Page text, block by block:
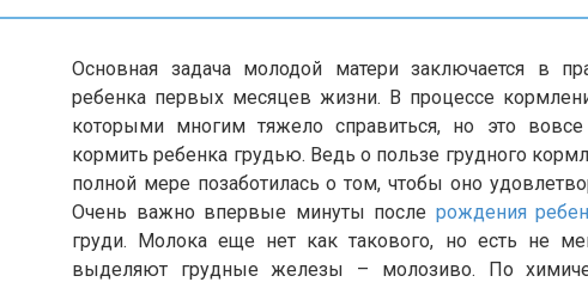
Основная задача молодой матери заключается в
ребенка первых месяцев жизни. В процессе
которыми многим тяжело справиться, но это
кормить ребенка грудью. Ведь о пользе грудного
полной мере позаботилась о том, чтобы оно
Очень важно впервые минуты после рождения
груди. Молока еще нет как такового, но есть не
выделяют грудные железы – молозиво. По